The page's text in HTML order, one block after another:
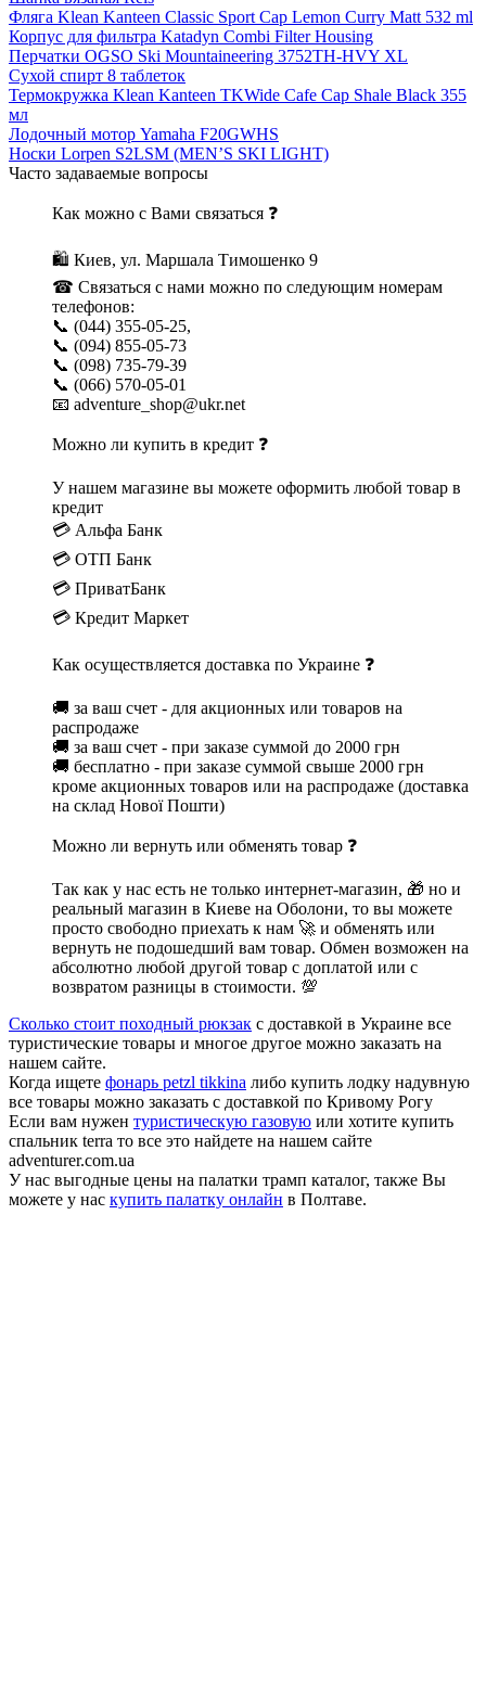
Фляга Klean Kanteen Classic Sport Cap Lemon Curry Matt 532 ml
Корпус для фильтра Katadyn Combi Filter Housing
Перчатки OGSO Ski Mountaineering 3752TH-HVY XL
Сухой спирт 8 таблеток
Термокружка Klean Kanteen TKWide Cafe Cap Shale Black 355
мл
Лодочный мотор Yamaha F20GWHS
Носки Lorpen S2LSM (MEN’S SKI LIGHT)
Часто задаваемые вопросы
Как можно с Вами связаться ❓
🛍 Киев, ул. Маршала Тимошенко 9
☎ Связаться с нами можно по следующим номерам
телефонов:
📞 (044) 355-05-25,
📞 (094) 855-05-73
📞 (098) 735-79-39
📞 (066) 570-05-01
📧 adventure_shop@ukr.net
Можно ли купить в кредит ❓
У нашем магазине вы можете оформить любой товар в
кредит
💳 Альфа Банк
💳 ОТП Банк
💳 ПриватБанк
💳 Кредит Маркет
Как осуществляется доставка по Украине ❓
🚚 за ваш счет - для акционных или товаров на
распродаже
🚚 за ваш счет - при заказе суммой до 2000 грн
🚚 бесплатно - при заказе суммой свыше 2000 грн
кроме акционных товаров или на распродаже (доставка
на склад Нової Пошти)
Можно ли вернуть или обменять товар ❓
Так как у нас есть не только интернет-магазин, 🎁 но и
реальный магазин в Киеве на Оболони, то вы можете
просто свободно приехать к нам 🚀 и обменять или
вернуть не подошедший вам товар. Обмен возможен на
абсолютно любой другой товар с доплатой или с
возвратом разницы в стоимости. 💯
Сколько стоит походный рюкзак с доставкой в Украине все
туристические товары и многое другое можно заказать на
нашем сайте.
Когда ищете фонарь petzl tikkina либо купить лодку надувную
все товары можно заказать с доставкой по Кривому Рогу
Если вам нужен туристическую газовую или хотите купить
спальник terra то все это найдете на нашем сайте
adventurer.com.ua
У нас выгодные цены на палатки трамп каталог, также Вы
можете у нас купить палатку онлайн в Полтаве.